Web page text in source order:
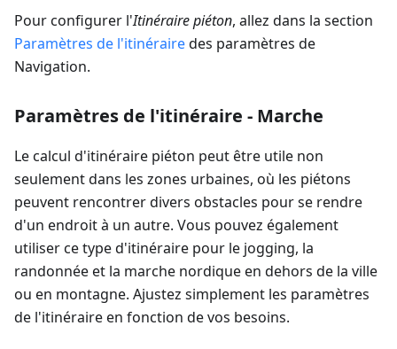
Pour configurer l'Itinéraire piéton, allez dans la section
Paramètres de l'itinérairedes paramètres de
Navigation.
Paramètres de l'itinéraire - Marche
Le calcul d'itinéraire piéton peut être utile non
seulement dans les zones urbaines, où les piétons
peuvent rencontrer divers obstacles pour se rendre
d'un endroit à un autre. Vous pouvez également
utiliser ce type d'itinéraire pour le jogging, la
randonnée et la marche nordique en dehors de la ville
ou en montagne. Ajustez simplement les paramètres
de l'itinéraire en fonction de vos besoins.